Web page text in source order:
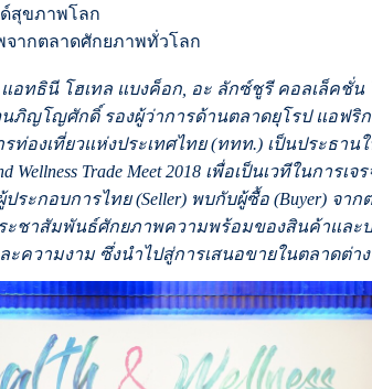
สุขภาพโลก
จากตลาดศักยภาพทั่วโลก
อทธินี โฮเทล แบงค็อก, อะ ลักซ์ชูรี คอลเล็คชั่น
นภิญโญศักดิ์ รองผู้ว่าการด้านตลาดยุโรป แอฟริ
ท่องเที่ยวแห่งประเทศไทย (ททท.) เป็นประธาน
Wellness Trade Meet 2018 เพื่อเป็นเวทีในการเจ
ะกอบการไทย (Seller) พบกับผู้ซื้อ (Buyer) จาก
ะชาสัมพันธ์ศักยภาพความพร้อมของสินค้าและ
ะความงาม ซึ่งนำไปสู่การเสนอขายในตลาดต่า